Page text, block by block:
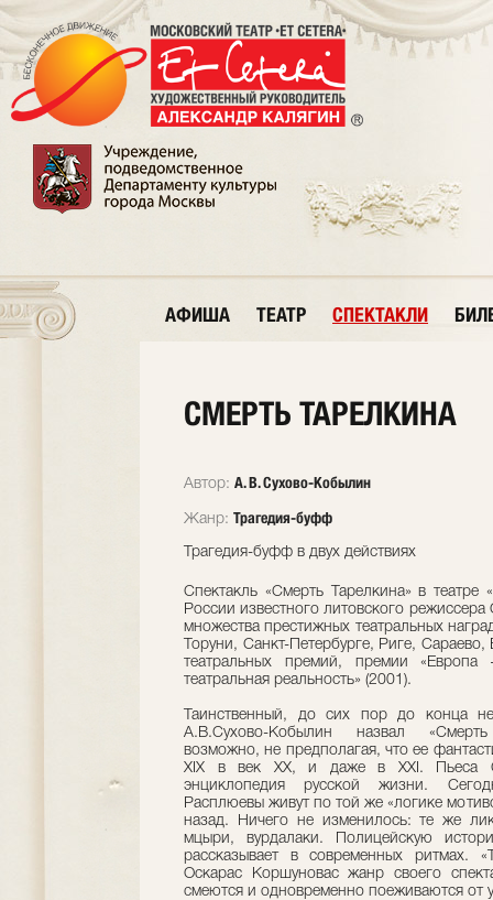
АФИША ТЕАТР СПЕКТАКЛИ
СМЕРТЬ ТАРЕЛКИНА
Автор: А. В. Сухово-Кобылин
Жанр: Трагедия-буфф
Трагедия-буфф в двух действиях
Спектакль «Смерть Тарелкина» в
России известного литовского
множества престижных театральных
Торуни, Санкт-Петербурге, Риге,
театральных премий, премии
театральная реальность» (2001).
Таинственный, до сих пор до конца
А.В.Сухово-Кобылин назвал
возможно, не предполагая, что ее
XIX в век XX, и даже в XXI. Пьеса
энциклопедия русской жизни.
Расплюевы живут по той же «логике
назад. Ничего не изменилось: те же
мцыри, вурдалаки. Полицейскую
рассказывает в современных ритмах.
Оскарас Коршуновас жанр своего
смеются и одновременно поеживаются от